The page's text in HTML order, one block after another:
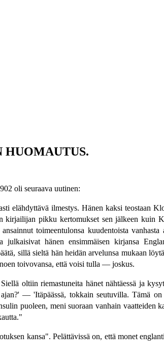
HUOMAUTUS.
oli seuraava uutinen:
elähdyttävä ilmestys. Hänen kaksi teostaan
kirjailijan pikku kertomukset sen jälkeen
toimeentulonsa kuudentoista
hänen ensimmäisen kirjansa
sillä sieltä hän heidän arvelunsa mukaan
toivovansa, että voisi tulla — joskus.
oltiin riemastuneita hänet nähtäessä ja
— 'Itäpäässä, tokkain seutuvilla. Tämä
puoleen, meni suoraan vanhain vaatteiden
kansa". Pelättävissä on, että monet